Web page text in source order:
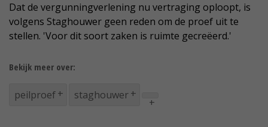
Dat de vergunningverlening nu vertraging oploopt, is
volgens Staghouwer geen reden om de proef uit te
stellen. 'Voor dit soort zaken is ruimte gecreëerd.'
Bekijk meer over:
peilproef staghouwer